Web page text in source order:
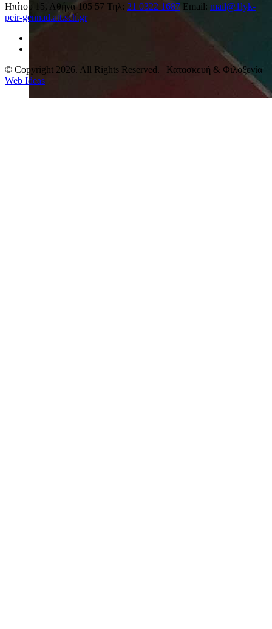
Ηπίτου 15, Αθήνα 105 57 Τηλ: 21 0322 1687 Email: mail@1lyk-
peir-gennad.att.sch.gr
© Copyright 2026. All Rights Reserved. | Κατασκευή & Φιλοξενία
Web Ideas